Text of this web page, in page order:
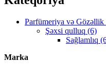
Parfümeriya və Gözəllik
Şəxsi qulluq (6)
Sağlamlıq
Marka